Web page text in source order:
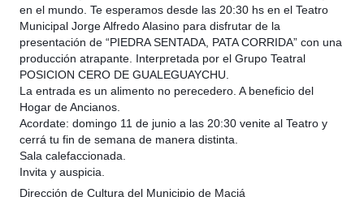
en el mundo. Te esperamos desde las 20:30 hs en el Teatro
Municipal Jorge Alfredo Alasino para disfrutar de la
presentación de “PIEDRA SENTADA, PATA CORRIDA” con una
producción atrapante. Interpretada por el Grupo Teatral
POSICION CERO DE GUALEGUAYCHU.
La entrada es un alimento no perecedero. A beneficio del
Hogar de Ancianos.
Acordate: domingo 11 de junio a las 20:30 venite al Teatro y
cerrá tu fin de semana de manera distinta.
Sala calefaccionada.
Invita y auspicia.
Dirección de Cultura del Municipio de Maciá